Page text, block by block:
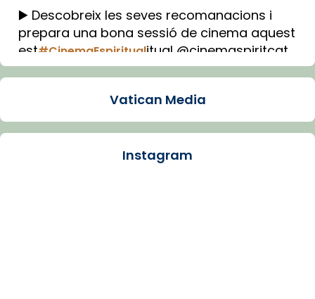
▶️ Descobreix les seves recomanacions i
prepara una bona sessió de cinema aquest
est#CinemaEspiritualitual @cinemaspiritcat
Imatge: Generada amb IA (OpenAI)
Arquebisbat de Barcelona
Vatican Media
Instagram